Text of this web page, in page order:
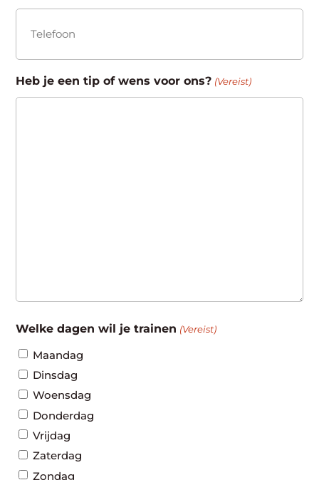
Heb je een tip of wens voor ons? (Vereist)
Welke dagen wil je trainen (Vereist)
Maandag
Dinsdag
Woensdag
Donderdag
Vrijdag
Zaterdag
Zondag